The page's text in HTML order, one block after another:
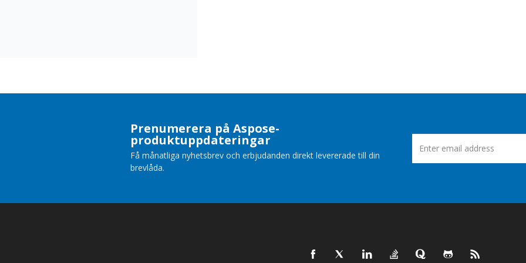
Prenumerera på Aspose-
produktuppdateringar
Få månatliga nyhetsbrev och erbjudanden direkt levererade till din
brevlåda.